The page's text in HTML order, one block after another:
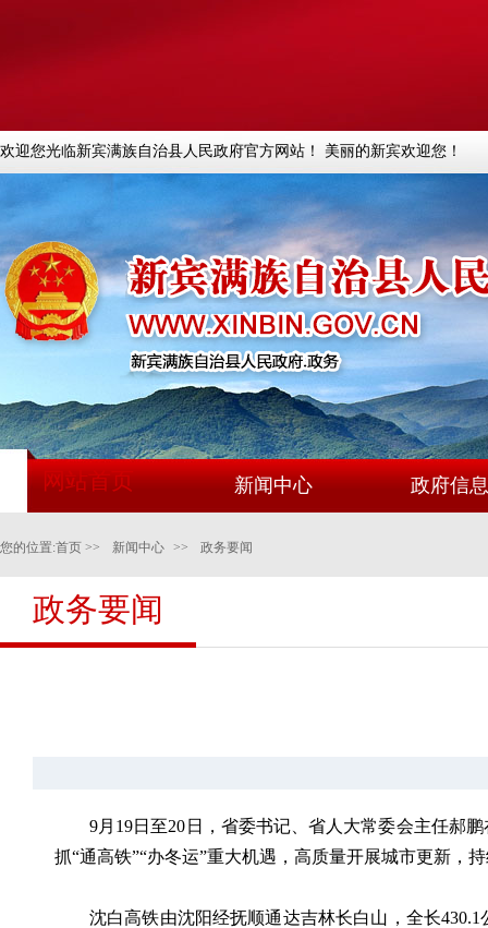
欢迎您光临新宾满族自治县人民政府官方网站！ 美丽的新宾欢迎您！
网站首页 新闻中心 政府信
您的位置:首页 >> 新闻中心 >> 政务要闻
政务要闻
9月19日至20日，省委书记、省人大常委会主任郝
抓“通高铁”“办冬运”重大机遇，高质量开展城市更新，
沈白高铁由沈阳经抚顺通达吉林长白山，全长